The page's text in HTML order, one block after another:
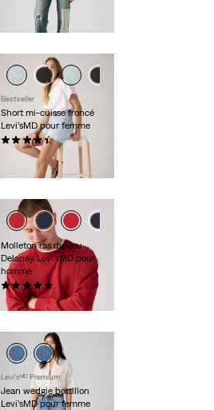
Bestseller
Short mi-cuisse froncé
Levi’sMD pour femme
(360)
69,95 $
Molleton ras du cou
Delaney Levi’sMD pour
homme
(4)
64,95 $
Levi'sᴹᴰ Premium
Jean wedgie bottillon
Levi’sMD pour femme